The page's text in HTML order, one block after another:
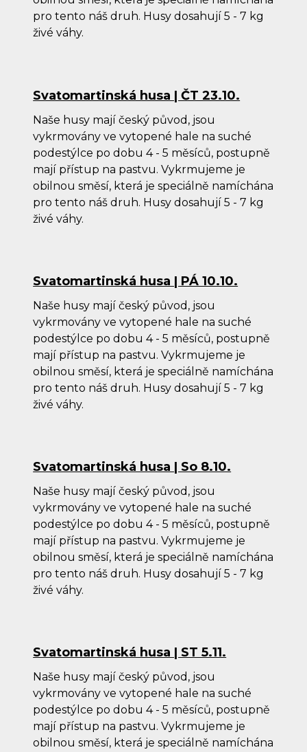
pro tento náš druh. Husy dosahují 5 - 7 kg
živé váhy.
Svatomartinská husa | ČT 23.10.
Naše husy mají český původ, jsou
vykrmovány ve vytopené hale na suché
podestýlce po dobu 4 - 5 měsíců, postupně
mají přístup na pastvu. Vykrmujeme je
obilnou směsí, která je speciálně namíchána
pro tento náš druh. Husy dosahují 5 - 7 kg
živé váhy.
Svatomartinská husa | PÁ 10.10.
Naše husy mají český původ, jsou
vykrmovány ve vytopené hale na suché
podestýlce po dobu 4 - 5 měsíců, postupně
mají přístup na pastvu. Vykrmujeme je
obilnou směsí, která je speciálně namíchána
pro tento náš druh. Husy dosahují 5 - 7 kg
živé váhy.
Svatomartinská husa | So 8.10.
Naše husy mají český původ, jsou
vykrmovány ve vytopené hale na suché
podestýlce po dobu 4 - 5 měsíců, postupně
mají přístup na pastvu. Vykrmujeme je
obilnou směsí, která je speciálně namíchána
pro tento náš druh. Husy dosahují 5 - 7 kg
živé váhy.
Svatomartinská husa | ST 5.11.
Naše husy mají český původ, jsou
vykrmovány ve vytopené hale na suché
podestýlce po dobu 4 - 5 měsíců, postupně
mají přístup na pastvu. Vykrmujeme je
obilnou směsí, která je speciálně namíchána